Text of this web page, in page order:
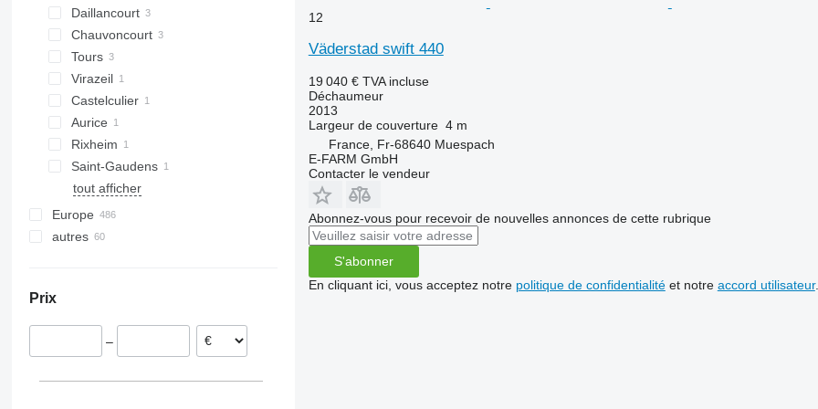
Daillancourt
Chauvoncourt
Tours
Virazeil
Castelculier
Aurice
Rixheim
Saint-Gaudens
tout afficher
Europe
Allemagne
Lituanie
Pays-Bas
autres
Prix
–
12
Väderstad swift 440
19 040 € TVA incluse
Déchaumeur
2013
Largeur de couverture 4 m
France, Fr-68640 Muespach
E-FARM GmbH
Contacter le vendeur
Abonnez-vous pour recevoir de nouvelles annonces de cette rubrique
S'abonner
En cliquant ici, vous acceptez notre politique de confidentialitéet notre accord utilisateur.